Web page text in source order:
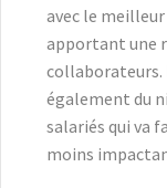
avec le
apportant une
également du
salariés qui va
moins